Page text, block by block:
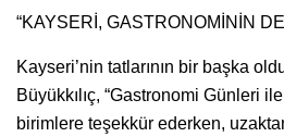
“KAYSERİ, GASTRONOMİNİN
Kayseri’nin tatlarının bir başka
Büyükkılıç, “Gastronomi Günleri
birimlere teşekkür ederken,